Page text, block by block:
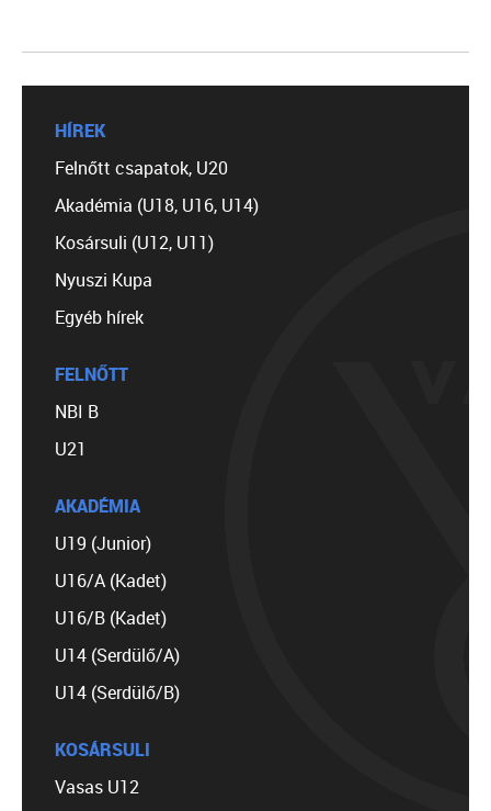
HÍREK
Felnőtt csapatok, U20
Akadémia (U18, U16, U14)
Kosársuli (U12, U11)
Nyuszi Kupa
Egyéb hírek
FELNŐTT
NBI B
U21
AKADÉMIA
U19 (Junior)
U16/A (Kadet)
U16/B (Kadet)
U14 (Serdülő/A)
U14 (Serdülő/B)
KOSÁRSULI
Vasas U12